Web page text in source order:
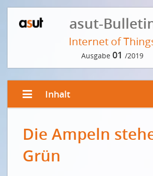
asut-
Internet of
Ausgabe 01 /2019
Inhalt
IoT: Wie die Schweiz die Chancen des
Wandels nutzen kann
IoT: Comment la Suisse peut saisir les
Die Ampeln
Grün